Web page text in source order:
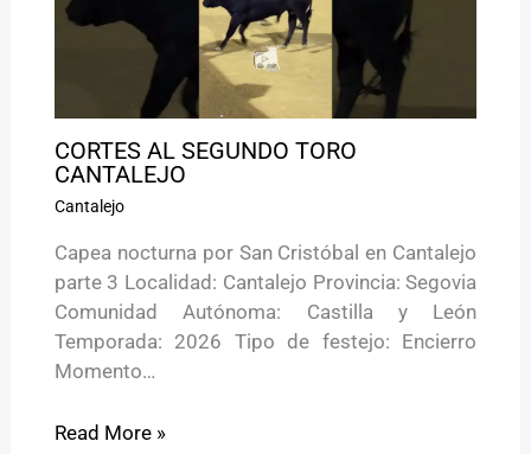
CORTES AL SEGUNDO TORO
CANTALEJO
Cantalejo
Capea nocturna por San Cristóbal en Cantalejo
parte 3 Localidad: Cantalejo Provincia: Segovia
Comunidad Autónoma: Castilla y León
Temporada: 2026 Tipo de festejo: Encierro
Momento…
Read More »